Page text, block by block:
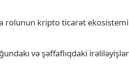
rolunun kripto ticarət
və şəffaflıqdaki